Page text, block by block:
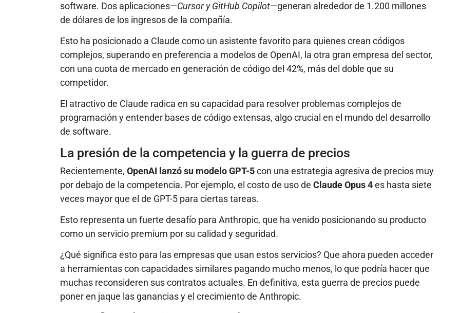
software. Dos aplicaciones—Cursor y GitHub Copilot—generan alrededor de 1.200 millones
de dólares de los ingresos de la compañía.
Esto ha posicionado a Claude como un asistente favorito para quienes crean códigos
complejos, superando en preferencia a modelos de OpenAI, la otra gran empresa del sector,
con una cuota de mercado en generación de código del 42%, más del doble que su
competidor.
El atractivo de Claude radica en su capacidad para resolver problemas complejos de
programación y entender bases de código extensas, algo crucial en el mundo del desarrollo
de software.
La presión de la competencia y la guerra de precios
Recientemente, OpenAI lanzó su modelo GPT-5con una estrategia agresiva de precios muy
por debajo de la competencia. Por ejemplo, el costo de uso de Claude Opus 4es hasta siete
veces mayor que el de GPT-5 para ciertas tareas.
Esto representa un fuerte desafío para Anthropic, que ha venido posicionando su producto
como un servicio premium por su calidad y seguridad.
¿Qué significa esto para las empresas que usan estos servicios? Que ahora pueden acceder
a herramientas con capacidades similares pagando mucho menos, lo que podría hacer que
muchas reconsideren sus contratos actuales. En definitiva, esta guerra de precios puede
poner en jaque las ganancias y el crecimiento de Anthropic.